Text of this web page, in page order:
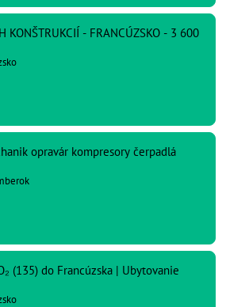
KONŠTRUKCIÍ - FRANCÚZSKO - 3 600
opravár kompresory čerpadlá
(135) do Francúzska | Ubytovanie